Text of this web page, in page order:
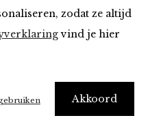
zodat ze altijd
vind je hier
Akkoord
Portemonnees